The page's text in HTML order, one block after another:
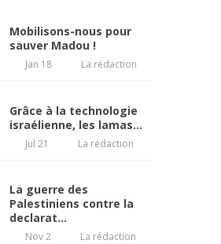
Mobilisons-nous pour
sauver Madou !
Jan 18 La rédaction
Grâce à la technologie
israélienne, les lamas...
Jul 21 La rédaction
La guerre des
Palestiniens contre la
declarat...
Nov 2 La rédaction